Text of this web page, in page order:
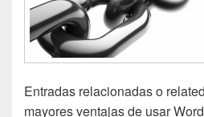
Entradas relacionadas o
mayores ventajas de usar